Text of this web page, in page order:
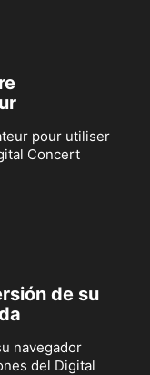
pour utiliser
Concert
de su
navegador
del Digital